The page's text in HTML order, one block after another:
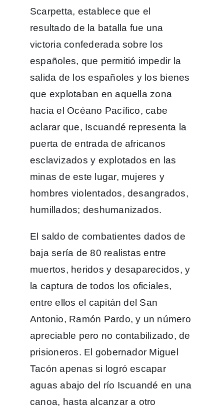
Scarpetta, establece que el
resultado de la batalla fue una
victoria confederada sobre los
españoles, que permitió impedir la
salida de los españoles y los bienes
que explotaban en aquella zona
hacia el Océano Pacífico, cabe
aclarar que, Iscuandé representa la
puerta de entrada de africanos
esclavizados y explotados en las
minas de este lugar, mujeres y
hombres violentados, desangrados,
humillados; deshumanizados.
El saldo de combatientes dados de
baja sería de 80 realistas entre
muertos, heridos y desaparecidos, y
la captura de todos los oficiales,
entre ellos el capitán del San
Antonio, Ramón Pardo, y un número
apreciable pero no contabilizado, de
prisioneros. El gobernador Miguel
Tacón apenas si logró escapar
aguas abajo del río Iscuandé en una
canoa, hasta alcanzar a otro